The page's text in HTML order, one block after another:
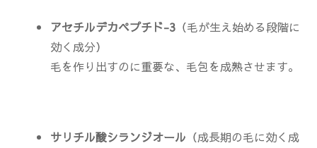
アセチルデカペプチド-3 （毛が生え始める段階に
効く成分）
毛を作り出すのに重要な、毛包を成熟させます。
サリチル酸シランジオール （成長期の毛に効く成